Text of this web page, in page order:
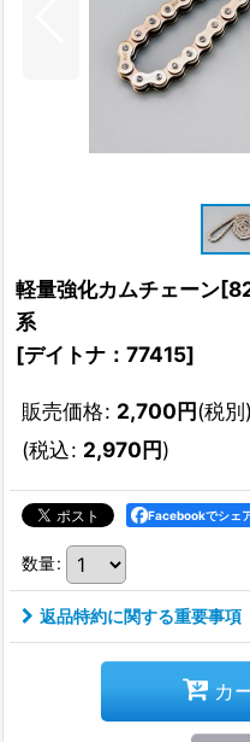
軽量強化カムチェーン
系
[デイトナ：77415]
販売価格: 2,700円(税別)
(税込: 2,970円)
Facebookでシェ
数量:
返品特約に関する重要事項
カ